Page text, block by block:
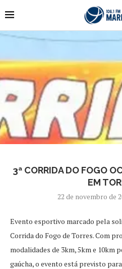
3ª CORRIDA DO FOGO
EM
22 de novembro de
Evento esportivo marcado pela
Corrida do Fogo de Torres. Com
modalidades de 3km, 5km e 10km
gaúcha, o evento está previsto